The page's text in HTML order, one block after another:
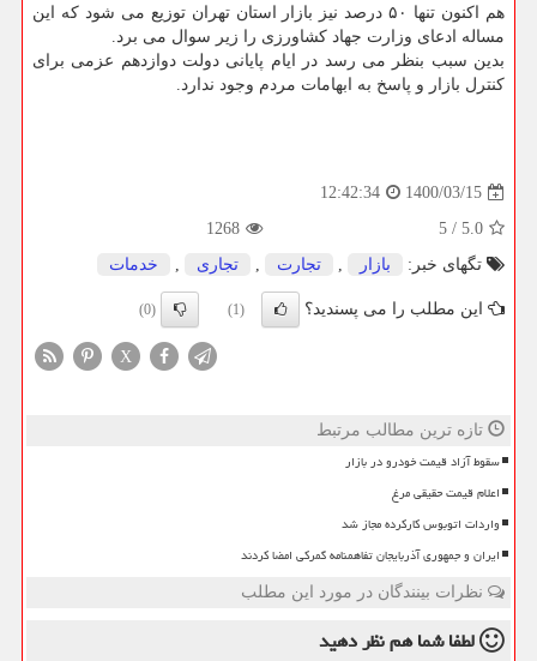
هم اکنون تنها ۵۰ درصد نیز بازار استان تهران توزیع می شود که این
مساله ادعای وزارت جهاد کشاورزی را زیر سوال می برد.
بدین سبب بنظر می رسد در ایام پایانی دولت دوازدهم عزمی برای
کنترل بازار و پاسخ به ابهامات مردم وجود ندارد.
1400/03/15
12:42:34
5.0
/
5
1268
تگهای خبر:
بازار , تجارت , تجاری , خدمات
این مطلب را می پسندید؟ (1)
(0)
X
تازه ترین مطالب مرتبط
سقوط آزاد قیمت خودرو در بازار
اعلام قیمت حقیقی مرغ
واردات اتوبوس کارکرده مجاز شد
ایران و جمهوری آذربایجان تفاهمنامه گمرکی امضا کردند
نظرات بینندگان در مورد این مطلب
لطفا شما همنظر دهید